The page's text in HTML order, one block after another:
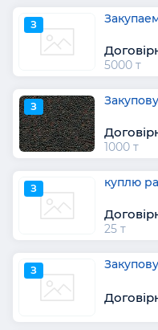
З
5000 т
З
1000 т
З куплю
25 т
З